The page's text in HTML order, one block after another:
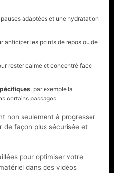
adaptées et une hydratation
anticiper les points de repos ou de
rester calme et concentré face
, par exemple la
certains passages
non seulement à progresser
de façon plus sécurisée et
pour optimiser votre
dans des vidéos